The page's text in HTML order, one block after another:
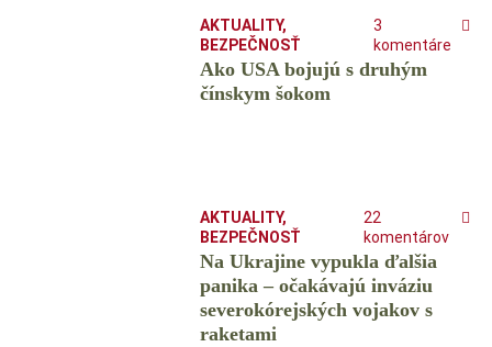
AKTUALITY,
BEZPEČNOSŤ
3
komentáre
Ako USA bojujú s druhým
čínskym šokom
AKTUALITY,
BEZPEČNOSŤ
22
komentárov
Na Ukrajine vypukla ďalšia
panika – očakávajú inváziu
severokórejských vojakov s
raketami